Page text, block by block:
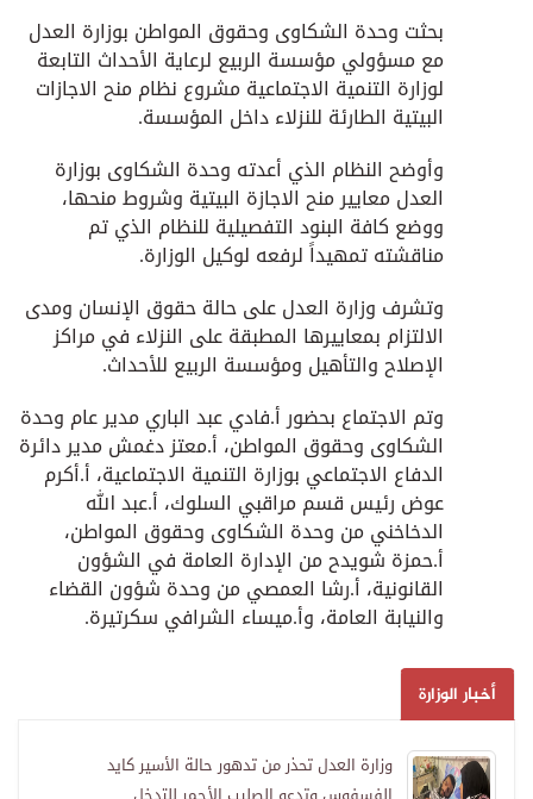
بحثت وحدة الشكاوى وحقوق المواطن بوزارة العدل
مع مسؤولي مؤسسة الربيع لرعاية الأحداث التابعة
لوزارة التنمية الاجتماعية مشروع نظام منح الاجازات
البيتية الطارئة للنزلاء داخل المؤسسة.
وأوضح النظام الذي أعدته وحدة الشكاوى بوزارة
العدل معايير منح الاجازة البيتية وشروط منحها،
ووضع كافة البنود التفصيلية للنظام الذي تم
مناقشته تمهيداً لرفعه لوكيل الوزارة.
وتشرف وزارة العدل على حالة حقوق الإنسان ومدى
الالتزام بمعاييرها المطبقة على النزلاء في مراكز
الإصلاح والتأهيل ومؤسسة الربيع للأحداث.
وتم الاجتماع بحضور أ.فادي عبد الباري مدير عام وحدة
الشكاوى وحقوق المواطن، أ.معتز دغمش مدير دائرة
الدفاع الاجتماعي بوزارة التنمية الاجتماعية، أ.أكرم
عوض رئيس قسم مراقبي السلوك، أ.عبد الله
الدخاخني من وحدة الشكاوى وحقوق المواطن،
أ.حمزة شويدح من الإدارة العامة في الشؤون
القانونية، أ.رشا العمصي من وحدة شؤون القضاء
والنيابة العامة، وأ.ميساء الشرافي سكرتيرة.
أخبار الوزارة
وزارة العدل تحذر من تدهور حالة الأسير كايد